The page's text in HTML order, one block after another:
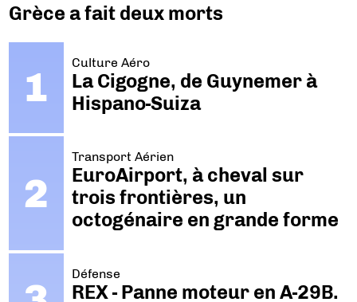
Grèce a fait deux morts
Culture Aéro
La Cigogne, de Guynemer à
Hispano-Suiza
Transport Aérien
EuroAirport, à cheval sur
trois frontières, un
octogénaire en grande forme
Défense
REX - Panne moteur en A-29B.